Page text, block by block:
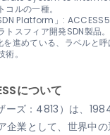
ルの一種。
Platform」:
トスフィア開発SDN製品。
進めている、ラベルと
。
について
ーズ：4813）は、
企業として、世界中